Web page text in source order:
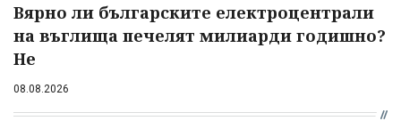
Вярно ли българските електроцентрали
на въглища печелят милиарди годишно?
Не
08.08.2026